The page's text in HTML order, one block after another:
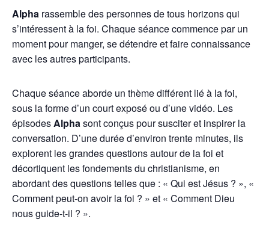
Alpha rassemble des personnes de tous horizons qui
s’intéressent à la foi. Chaque séance commence par un
moment pour manger, se détendre et faire connaissance
avec les autres participants.
Chaque séance aborde un thème différent lié à la foi,
sous la forme d’un court exposé ou d’une vidéo. Les
épisodesAlphasont conçus pour susciter et inspirer la
conversation. D’une durée d’environ trente minutes, ils
explorent les grandes questions autour de la foi et
décortiquent les fondements du christianisme, en
abordant des questions telles que : « Qui est Jésus ? », «
Comment peut-on avoir la foi ? » et « Comment Dieu
nous guide-t-il ? ».